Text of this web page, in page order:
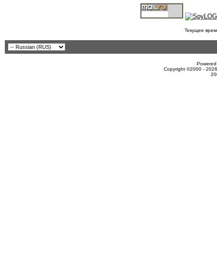
Текущее
Copyright ©2000 -